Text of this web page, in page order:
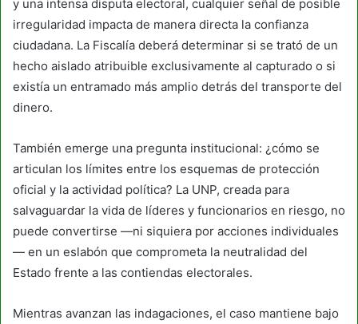
y una intensa disputa electoral, cualquier señal de posible
irregularidad impacta de manera directa la confianza
ciudadana. La Fiscalía deberá determinar si se trató de un
hecho aislado atribuible exclusivamente al capturado o si
existía un entramado más amplio detrás del transporte del
dinero.
También emerge una pregunta institucional: ¿cómo se
articulan los límites entre los esquemas de protección
oficial y la actividad política? La UNP, creada para
salvaguardar la vida de líderes y funcionarios en riesgo, no
puede convertirse —ni siquiera por acciones individuales
— en un eslabón que comprometa la neutralidad del
Estado frente a las contiendas electorales.
Mientras avanzan las indagaciones, el caso mantiene bajo